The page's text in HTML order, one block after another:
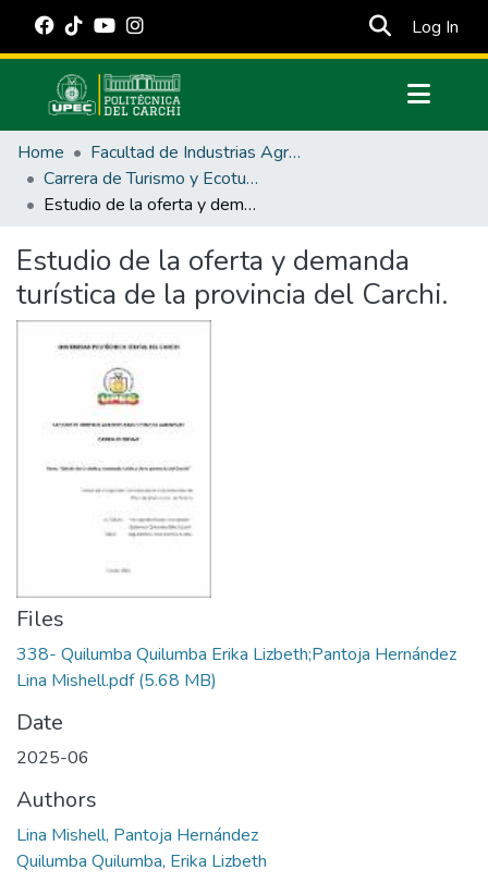
Log In
Communities & Collections
All of DSpace
Statistics
Estadísticas Externas
Manuales
Home
Facultad de Industrias Agropecuarias y Ciencias Ambientales
Carrera de Turismo y Ecoturimo
Estudio de la oferta y demanda turística de la provincia del Carchi.
Estudio de la oferta y demanda
turística de la provincia del Carchi.
Files
338- Quilumba Quilumba Erika Lizbeth;Pantoja Hernández
Lina Mishell.pdf(5.68 MB)
Date
2025-06
Authors
Lina Mishell, Pantoja Hernández
Quilumba Quilumba, Erika Lizbeth